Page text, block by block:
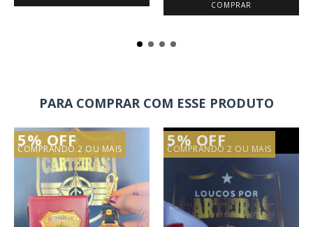
PARA COMPRAR COM ESSE PRODUTO
5% OFF
COMPRANDO 2 OU MAIS 5% OFF
COMPRANDO 2 OU MAIS